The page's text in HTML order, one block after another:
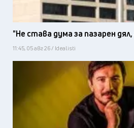
"Не става дума за пазарен дял,
11:45, 05 авг 26 / Idealisti